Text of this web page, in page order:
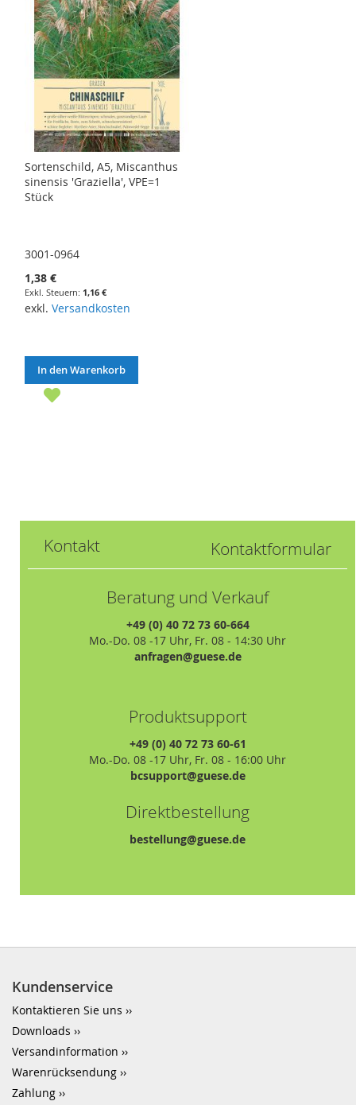
Sortenschild, A5, Miscanthus
sinensis 'Graziella', VPE=1
Stück
3001-0964
1,38 €
1,16 €
exkl. Versandkosten
In den Warenkorb
Kontakt Kontaktformular
Beratung und Verkauf
+49 (0) 40 72 73 60-664
Mo.-Do. 08 -17 Uhr, Fr. 08 - 14:30 Uhr
anfragen@guese.de
Produktsupport
+49 (0) 40 72 73 60-61
Mo.-Do. 08 -17 Uhr, Fr. 08 - 16:00 Uhr
bcsupport@guese.de
Direktbestellung
bestellung@guese.de
Kundenservice
Kontaktieren Sie uns
Downloads
Versandinformation
Warenrücksendung
Zahlung